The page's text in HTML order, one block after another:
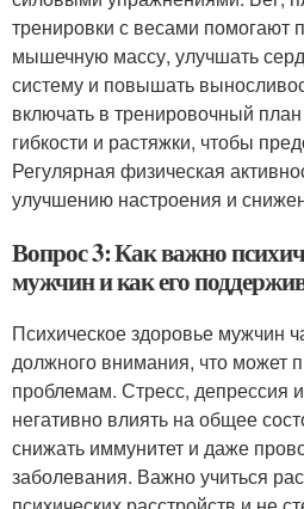
тренировки с весами помогают
мышечную массу, улучшать
систему и повышать
включать в тренировочный
гибкости и растяжки, чтобы
Регулярная физическая
улучшению настроения и
Вопрос 3: Как важно
мужчин и как его
Психическое здоровье мужчин
должного внимания, что может
проблемам. Стресс, депрессия
негативно влиять на общее
снижать иммунитет и даже
заболевания. Важно учиться